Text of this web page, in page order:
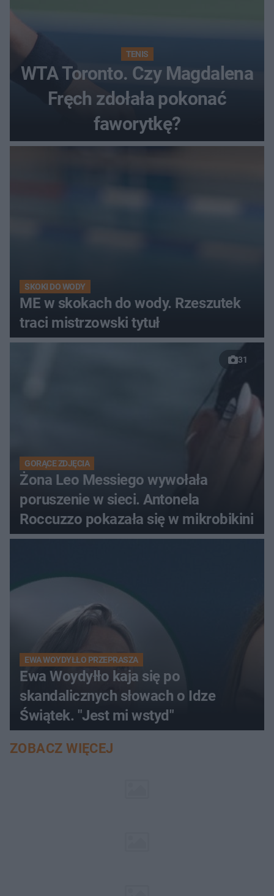
TENIS
WTA Toronto. Czy Magdalena
Fręch zdołała pokonać
faworytkę?
SKOKI DO WODY
ME w skokach do wody. Rzeszutek
traci mistrzowski tytuł
31
GORĄCE ZDJĘCIA
Żona Leo Messiego wywołała
poruszenie w sieci. Antonela
Roccuzzo pokazała się w mikrobikini
EWA WOYDYŁŁO PRZEPRASZA
Ewa Woydyłło kaja się po
skandalicznych słowach o Idze
Świątek. "Jest mi wstyd"
ZOBACZ WIĘCEJ